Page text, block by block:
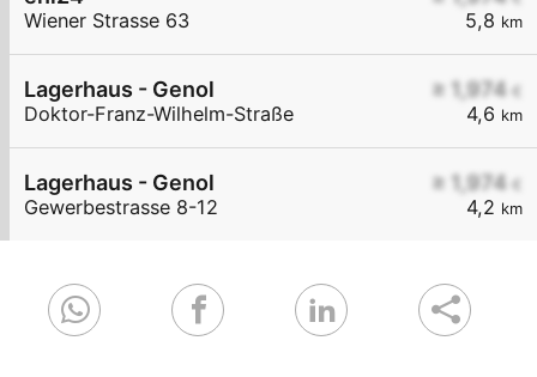
5,8 km
Wiener Strasse 63
≥ 1,974 €
4,6 km
Lagerhaus - Genol
Doktor-Franz-Wilhelm-Straße
≥ 1,974 €
4,2 km
Lagerhaus - Genol
Gewerbestrasse 8-12